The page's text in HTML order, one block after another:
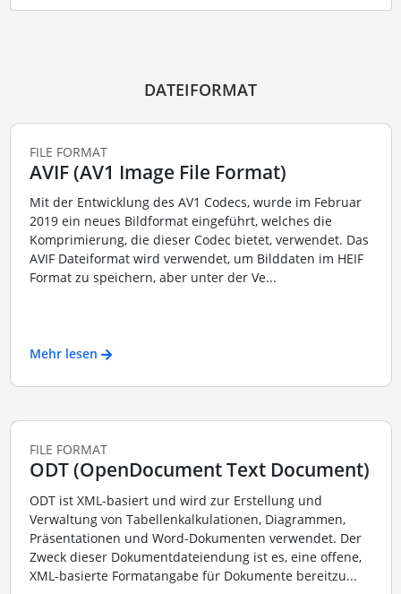
DATEIFORMAT
FILE FORMAT
AVIF (AV1 Image File Format)
Mit der Entwicklung des AV1 Codecs, wurde im Februar
2019 ein neues Bildformat eingeführt, welches die
Komprimierung, die dieser Codec bietet, verwendet. Das
AVIF Dateiformat wird verwendet, um Bilddaten im HEIF
Format zu speichern, aber unter der Ve...
Mehr lesen
FILE FORMAT
ODT (OpenDocument Text Document)
ODT ist XML-basiert und wird zur Erstellung und
Verwaltung von Tabellenkalkulationen, Diagrammen,
Präsentationen und Word-Dokumenten verwendet. Der
Zweck dieser Dokumentdateiendung ist es, eine offene,
XML-basierte Formatangabe für Dokumente bereitzu...